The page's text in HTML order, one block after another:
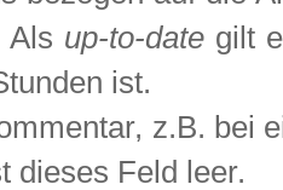
Als up-to-date gilt
ist.
z.B. bei
dieses Feld leer.